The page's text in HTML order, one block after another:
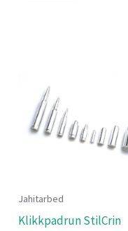
Jahitarbed
Klikkpadrun StilCrin